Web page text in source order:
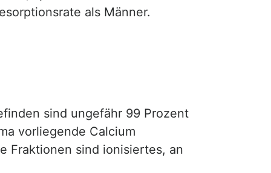
als Männer.
sind ungefähr 99 Prozent
vorliegende Calcium
Fraktionen sind ionisiertes, an